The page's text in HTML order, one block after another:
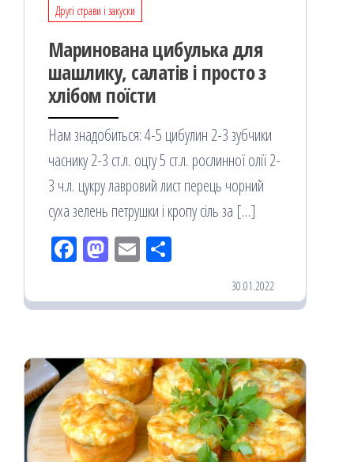
Другі страви і закуски
Маринована цибулька для
шашлику, салатів і просто з
хлібом поїсти
Нам знадобиться: 4-5 цибулин 2-3 зубчики
часнику 2-3 ст.л. оцту 5 ст.л. рослинної олії 2-
3 ч.л. цукру лавровий лист перець чорний
суха зелень петрушки і кропу сіль за […]
Fac
oo
M
od
Em
ит
я
30.01.2022